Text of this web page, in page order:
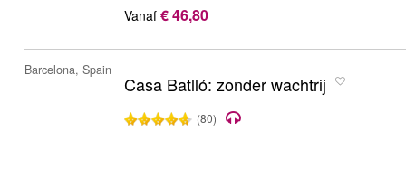
Vanaf € 46,80
Barcelona, Spain
Casa Batlló: zonder wachtrij
(80)